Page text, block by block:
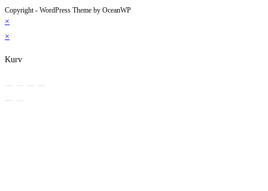
Copyright - WordPress Theme by OceanWP
×
×
Kurv